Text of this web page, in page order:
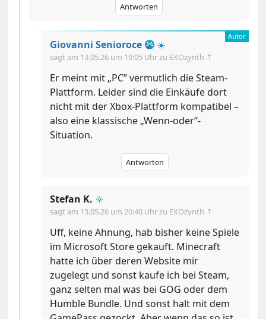
Antworten
Giovanni Senioroce ☀️
sagt am 13.05.26 um 19:05 Uhrzu EXOzynth ⇡
Er meint mit „PC” vermutlich die Steam-
Plattform. Leider sind die Einkäufe dort
nicht mit der Xbox-Plattform kompatibel –
also eine klassische „Wenn-oder“-
Situation.
Antworten
Stefan K. 🔆
sagt am 13.05.26 um 20:40 Uhrzu EXOzynth ⇡
Uff, keine Ahnung, hab bisher keine Spiele
im Microsoft Store gekauft. Minecraft
hatte ich über deren Website mir
zugelegt und sonst kaufe ich bei Steam,
ganz selten mal was bei GOG oder dem
Humble Bundle. Und sonst halt mit dem